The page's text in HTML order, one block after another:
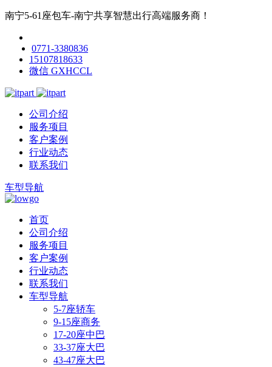
南宁5-61座包车-南宁共享智慧出行高端服务商！
0771-3380836
15107818633
微信 GXHCCL
公司介绍
服务项目
客户案例
行业动态
联系我们
车型导航
首页
公司介绍
服务项目
客户案例
行业动态
联系我们
车型导航
5-7座轿车
9-15座商务
17-20座中巴
33-37座大巴
43-47座大巴